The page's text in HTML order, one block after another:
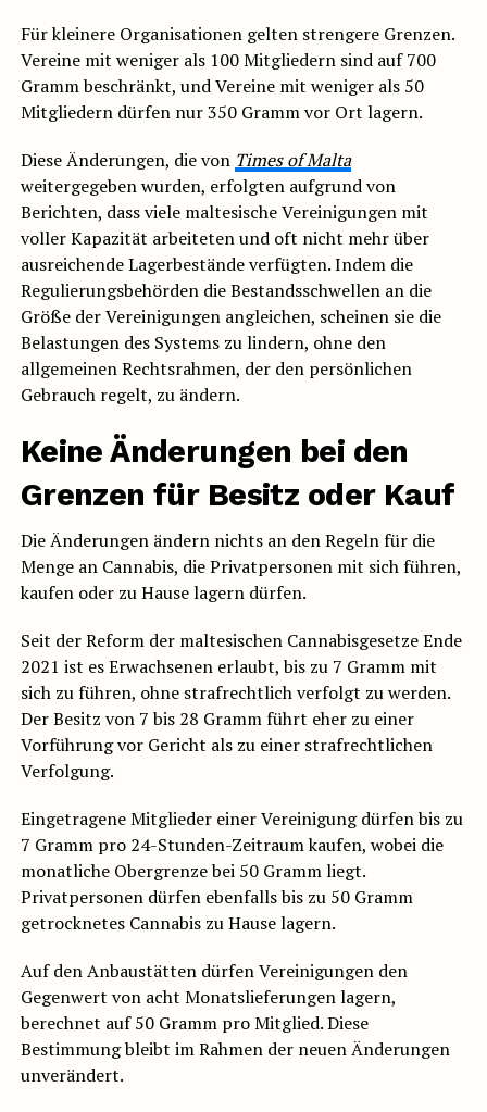
Für kleinere Organisationen gelten strengere Grenzen.
Vereine mit weniger als 100 Mitgliedern sind auf 700
Gramm beschränkt, und Vereine mit weniger als 50
Mitgliedern dürfen nur 350 Gramm vor Ort lagern.
Diese Änderungen, die von Times of Malta
weitergegeben wurden, erfolgten aufgrund von
Berichten, dass viele maltesische Vereinigungen mit
voller Kapazität arbeiteten und oft nicht mehr über
ausreichende Lagerbestände verfügten. Indem die
Regulierungsbehörden die Bestandsschwellen an die
Größe der Vereinigungen angleichen, scheinen sie die
Belastungen des Systems zu lindern, ohne den
allgemeinen Rechtsrahmen, der den persönlichen
Gebrauch regelt, zu ändern.
Keine Änderungen bei den
Grenzen für Besitz oder Kauf
Die Änderungen ändern nichts an den Regeln für die
Menge an Cannabis, die Privatpersonen mit sich führen,
kaufen oder zu Hause lagern dürfen.
Seit der Reform der maltesischen Cannabisgesetze Ende
2021 ist es Erwachsenen erlaubt, bis zu 7 Gramm mit
sich zu führen, ohne strafrechtlich verfolgt zu werden.
Der Besitz von 7 bis 28 Gramm führt eher zu einer
Vorführung vor Gericht als zu einer strafrechtlichen
Verfolgung.
Eingetragene Mitglieder einer Vereinigung dürfen bis zu
7 Gramm pro 24-Stunden-Zeitraum kaufen, wobei die
monatliche Obergrenze bei 50 Gramm liegt.
Privatpersonen dürfen ebenfalls bis zu 50 Gramm
getrocknetes Cannabis zu Hause lagern.
Auf den Anbaustätten dürfen Vereinigungen den
Gegenwert von acht Monatslieferungen lagern,
berechnet auf 50 Gramm pro Mitglied. Diese
Bestimmung bleibt im Rahmen der neuen Änderungen
unverändert.